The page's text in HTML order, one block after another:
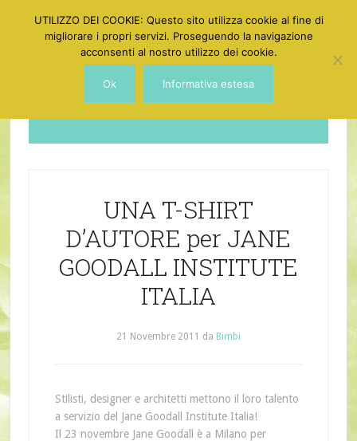
Dotgirl
UNA T-SHIRT
D’AUTORE per JANE
GOODALL INSTITUTE
ITALIA
21 Novembre 2011 da Bimbi
Stilisti, designer e architetti mettono il loro talento
a servizio del Jane Goodall Institute Italia!
Il 23 novembre Jane Goodall è a Milano per
UTILIZZO DEI COOKIE: Questo sito utilizza cookie al fine di
migliorare i propri servizi. Proseguendo la navigazione
acconsenti al nostro utilizzo dei cookie.
Ok Informativa estesa